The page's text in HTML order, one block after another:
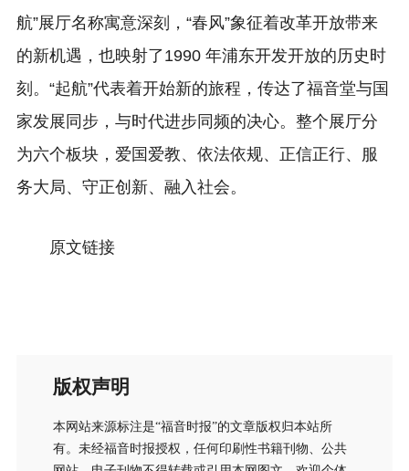
航”展厅名称寓意深刻，“春风”象征着改革开放带来
的新机遇，也映射了1990 年浦东开发开放的历史时
刻。“起航”代表着开始新的旅程，传达了福音堂与国
家发展同步，与时代进步同频的决心。整个展厅分
为六个板块，爱国爱教、依法依规、正信正行、服
务大局、守正创新、融入社会。
原文链接
版权声明
本网站来源标注是“福音时报”的文章版权归本站所
有。未经福音时报授权，任何印刷性书籍刊物、公共